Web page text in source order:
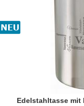
Edelstahltasse mit